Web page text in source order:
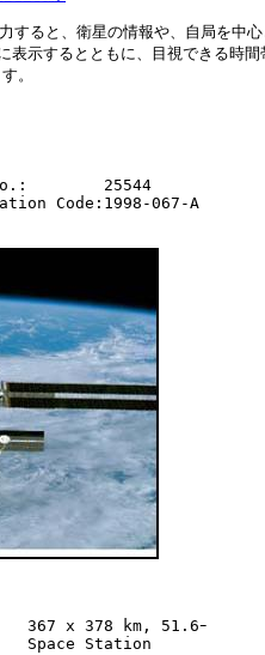
ると、衛星の情報や、自局を中心
表示するとともに、目視できる時間
。
25544
Code:1998-067-A
367 x 378 km, 51.6ｰ
Space Station